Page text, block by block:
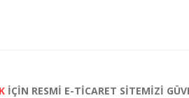
İÇİN RESMİ E-TİCARET SİTEMİZİ